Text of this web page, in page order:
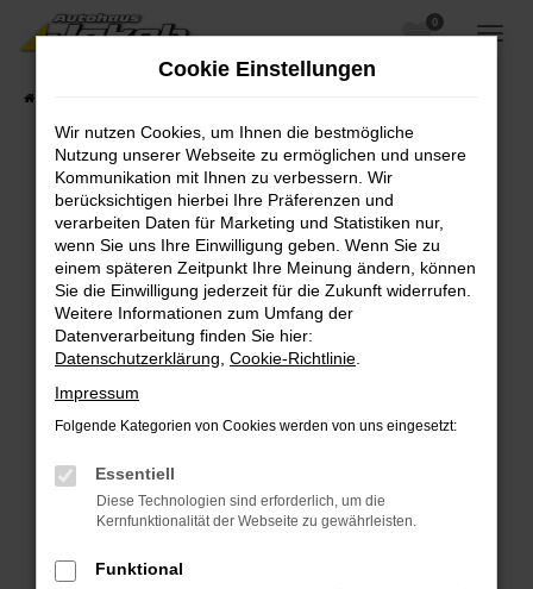
Zum
Hauptinhalt
0
Fehler: Network Error
Beim Laden ist ein Fehler aufgetreten.
Hier sind ein paar Tipps, die dir helfen können:
Überprüfe deine Firewall und deine
Internetverbindung.
Laden andere Webseiten, zum Beispiel deine
Suchmaschine?
Prüfe deine Browsererweiterungen.
Manche Erweiterungen, wie Werbeblocker,
können das Laden bestimmter Seiten
verhindern. Funktioniert die Seite in einem
Fenster?
Cookie Einstellungen
Wir nutzen Cookies, um Ihnen die bestmögliche
Nutzung unserer Webseite zu ermöglichen und unsere
Kommunikation mit Ihnen zu verbessern. Wir
berücksichtigen hierbei Ihre Präferenzen und
verarbeiten Daten für Marketing und Statistiken nur,
wenn Sie uns Ihre Einwilligung geben. Wenn Sie zu
einem späteren Zeitpunkt Ihre Meinung ändern, können
Sie die Einwilligung jederzeit für die Zukunft widerrufen.
Weitere Informationen zum Umfang der
Datenverarbeitung finden Sie hier:
Datenschutzerklärung Cookie-Richtlinie
Impressum
Folgende Kategorien von Cookies werden von uns eingesetzt:
Essentiell
Diese Technologien sind erforderlich, um die
Kernfunktionalität der Webseite zu gewährleisten.
Funktional